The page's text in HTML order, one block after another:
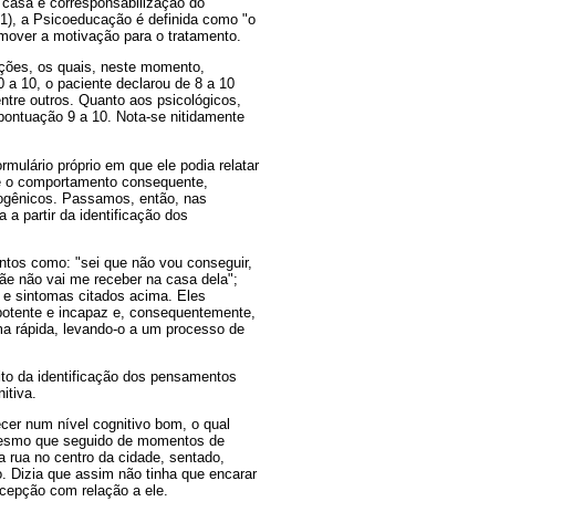
a Psicoeducação é definida como "o
a motivação para o tratamento.
os quais, neste momento,
a 10, o paciente declarou de 8 a 10
outros. Quanto aos psicológicos,
9 a 10. Nota-se nitidamente
próprio em que ele podia relatar
comportamento consequente,
Passamos, então, nas
a partir da identificação dos
como: "sei que não vou conseguir,
não vai me receber na casa dela";
sintomas citados acima. Eles
e incapaz e, consequentemente,
rápida, levando-o a um processo de
da identificação dos pensamentos
num nível cognitivo bom, o qual
que seguido de momentos de
rua no centro da cidade, sentado,
Dizia que assim não tinha que encarar
com relação a ele.